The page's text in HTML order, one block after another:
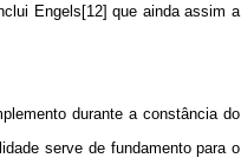
Engels[12] que ainda assim a
durante a constância do
serve de fundamento para o